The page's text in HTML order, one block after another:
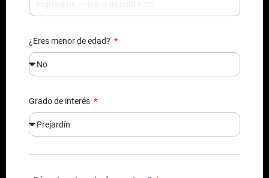
¿Eres menor de edad?
Grado de interés